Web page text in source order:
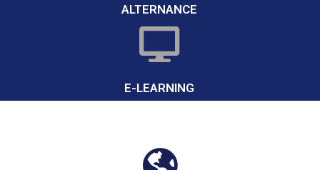
ALTERNANCE
E-LEARNING